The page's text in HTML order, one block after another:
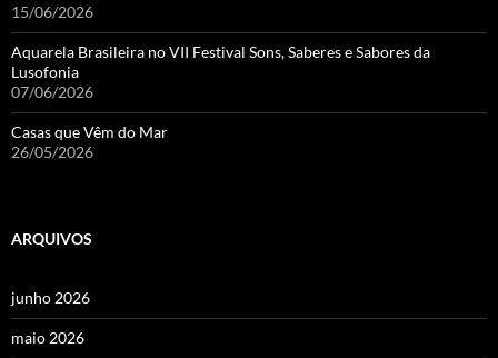
15/06/2026
Aquarela Brasileira no VII Festival Sons, Saberes e Sabores da
Lusofonia
07/06/2026
Casas que Vêm do Mar
26/05/2026
ARQUIVOS
junho 2026
maio 2026